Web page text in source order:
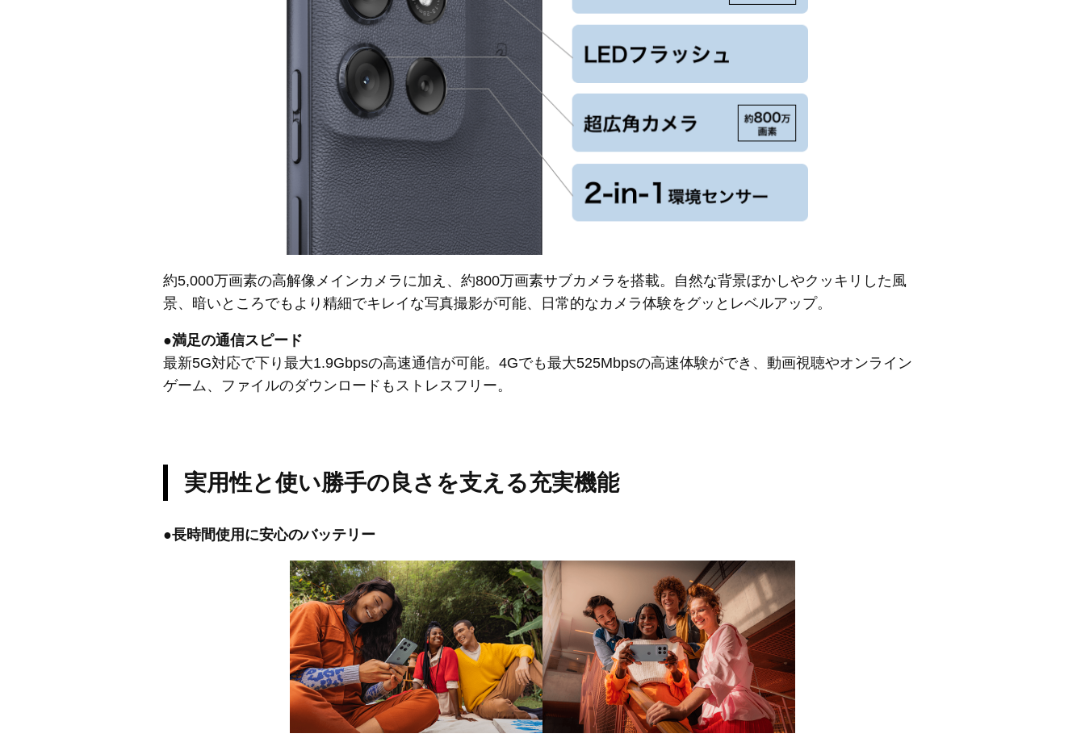
約5,000万画素の高解像メインカメラに加え、約800万画素サブカメラを搭載。自然な背景ぼかしやクッキリした風
景、暗いところでもより精細でキレイな写真撮影が可能、日常的なカメラ体験をグッとレベルアップ。
●満足の通信スピード
最新5G対応で下り最大1.9Gbpsの高速通信が可能。4Gでも最大525Mbpsの高速体験ができ、動画視聴やオンライン
ゲーム、ファイルのダウンロードもストレスフリー。
実用性と使い勝手の良さを支える充実機能
●長時間使用に安心のバッテリー